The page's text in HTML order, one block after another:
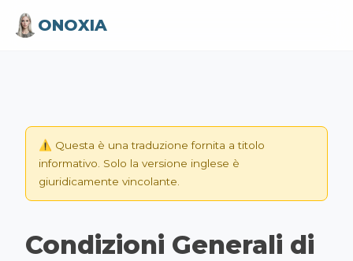
ONOXIA
⚠️ Questa è una traduzione fornita a titolo
informativo. Solo la versione inglese è
giuridicamente vincolante.
Condizioni Generali di